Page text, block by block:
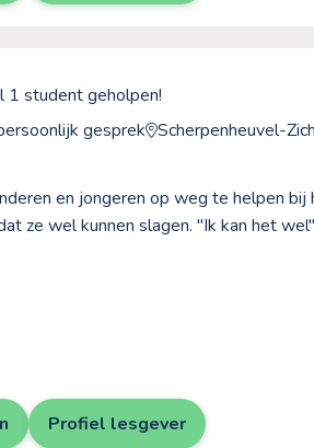
1 student geholpen!
gesprek Scherpenheuvel-
en jongeren op weg te helpen
ze wel kunnen slagen. "Ik kan het
Profiel lesgever